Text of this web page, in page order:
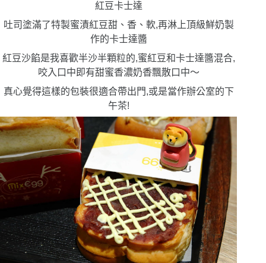
紅豆卡士達
吐司塗滿了特製蜜漬紅豆甜、香、軟,再淋上頂級鮮奶製
作的卡士達醬
紅豆沙餡是我喜歡半沙半顆粒的,蜜紅豆和卡士達醬混合,
咬入口中即有甜蜜香濃奶香飄散口中〜
真心覺得這樣的包裝很適合帶出門,或是當作辦公室的下
午茶!